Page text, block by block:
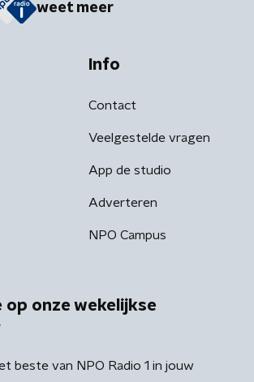
weet meer
Info
Contact
Veelgestelde vragen
App de studio
Adverteren
NPO Campus
op onze wekelijkse
beste van NPO Radio 1 in jouw